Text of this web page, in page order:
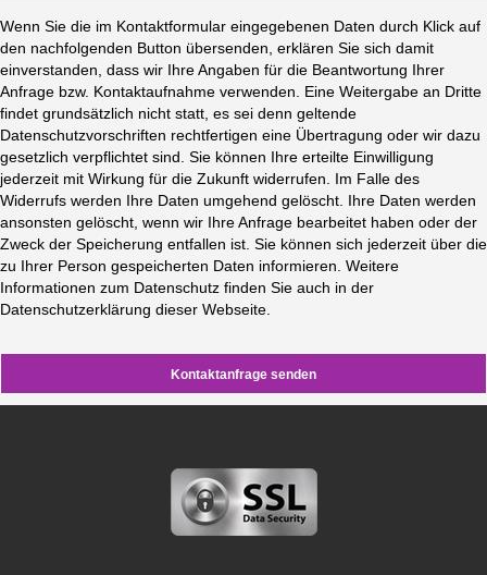
Wenn Sie die im Kontaktformular eingegebenen Daten durch Klick auf
den nachfolgenden Button übersenden, erklären Sie sich damit
einverstanden, dass wir Ihre Angaben für die Beantwortung Ihrer
Anfrage bzw. Kontaktaufnahme verwenden. Eine Weitergabe an Dritte
findet grundsätzlich nicht statt, es sei denn geltende
Datenschutzvorschriften rechtfertigen eine Übertragung oder wir dazu
gesetzlich verpflichtet sind. Sie können Ihre erteilte Einwilligung
jederzeit mit Wirkung für die Zukunft widerrufen. Im Falle des
Widerrufs werden Ihre Daten umgehend gelöscht. Ihre Daten werden
ansonsten gelöscht, wenn wir Ihre Anfrage bearbeitet haben oder der
Zweck der Speicherung entfallen ist. Sie können sich jederzeit über die
zu Ihrer Person gespeicherten Daten informieren. Weitere
Informationen zum Datenschutz finden Sie auch in der
Datenschutzerklärung dieser Webseite.